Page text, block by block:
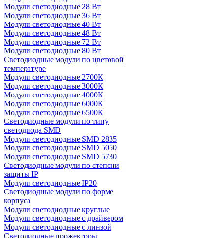
Модули светодиодные 28 Вт
Модули светодиодные 36 Вт
Модули светодиодные 40 Вт
Модули светодиодные 48 Вт
Модули светодиодные 72 Вт
Модули светодиодные 80 Вт
Светодиодные модули по цветовой
температуре
Модули светодиодные 2700К
Модули светодиодные 3000К
Модули светодиодные 4000К
Модули светодиодные 6000К
Модули светодиодные 6500К
Светодиодные модули по типу
светодиода SMD
Модули светодиодные SMD 2835
Модули светодиодные SMD 5050
Модули светодиодные SMD 5730
Светодиодные модули по степени
защиты IP
Модули светодиодные IP20
Светодиодные модули по форме
корпуса
Модули светодиодные круглые
Модули светодиодные с драйвером
Модули светодиодные с линзой
Светодиодные прожекторы